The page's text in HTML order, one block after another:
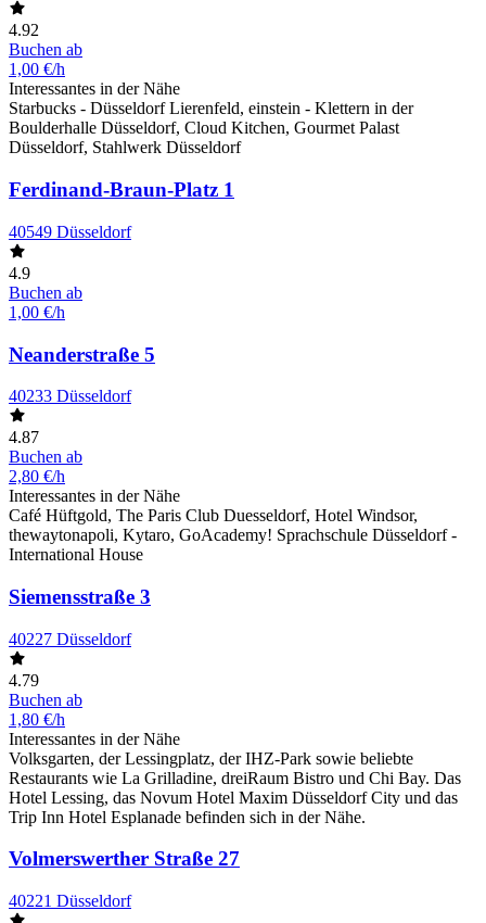
4.92
Buchen ab
1,00 €/h
Interessantes in der Nähe
Starbucks - Düsseldorf Lierenfeld, einstein - Klettern in der
Boulderhalle Düsseldorf, Cloud Kitchen, Gourmet Palast
Düsseldorf, Stahlwerk Düsseldorf
Ferdinand-Braun-Platz 1
40549 Düsseldorf
4.9
Buchen ab
1,00 €/h
Neanderstraße 5
40233 Düsseldorf
4.87
Buchen ab
2,80 €/h
Interessantes in der Nähe
Café Hüftgold, The Paris Club Duesseldorf, Hotel Windsor,
thewaytonapoli, Kytaro, GoAcademy! Sprachschule Düsseldorf -
International House
Siemensstraße 3
40227 Düsseldorf
4.79
Buchen ab
1,80 €/h
Interessantes in der Nähe
Volksgarten, der Lessingplatz, der IHZ-Park sowie beliebte
Restaurants wie La Grilladine, dreiRaum Bistro und Chi Bay. Das
Hotel Lessing, das Novum Hotel Maxim Düsseldorf City und das
Trip Inn Hotel Esplanade befinden sich in der Nähe.
Volmerswerther Straße 27
40221 Düsseldorf